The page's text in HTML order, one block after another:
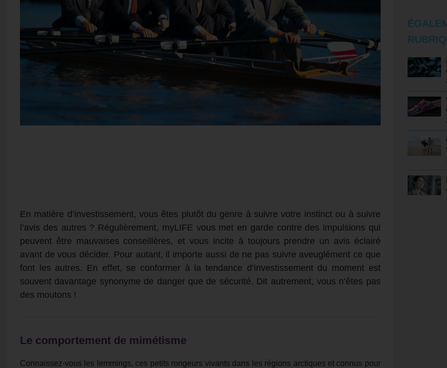
En matière d’investissement, vous êtes plutôt du genre à suivre votre instinct ou à suivre
l’avis des autres ? Régulièrement, myLIFE vous met en garde contre des impulsions qui
peuvent être mauvaises conseillères, et vous incite à toujours prendre un avis éclairé
avant de vous décider. Pour autant, il importe aussi de ne pas suivre aveuglément ce que
font les autres. En effet, se conformer à la tendance d’investissement du moment est
souvent davantage synonyme de danger que de sécurité. Dit autrement, vous n’êtes pas
des moutons !
Le comportement de mimétisme
Connaissez-vous les lemmings, ces petits rongeurs vivants dans les régions arctiques et connus pour